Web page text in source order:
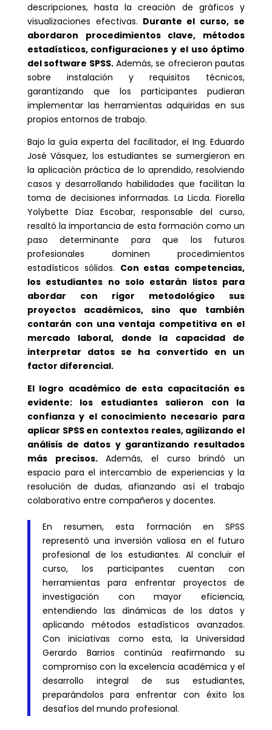
descripciones, hasta la creación de gráficos y
visualizaciones efectivas. Durante el curso, se
abordaron procedimientos clave, métodos
estadísticos, configuraciones y el uso óptimo
del software SPSS.Además, se ofrecieron pautas
sobre instalación y requisitos técnicos,
garantizando que los participantes pudieran
implementar las herramientas adquiridas en sus
propios entornos de trabajo.
Bajo la guía experta del facilitador, el Ing. Eduardo
José Vásquez, los estudiantes se sumergieron en
la aplicación práctica de lo aprendido, resolviendo
casos y desarrollando habilidades que facilitan la
toma de decisiones informadas. La Licda. Fiorella
Yolybette Díaz Escobar, responsable del curso,
resaltó la importancia de esta formación como un
paso determinante para que los futuros
profesionales dominen procedimientos
estadísticos sólidos. Con estas competencias,
los estudiantes no solo estarán listos para
abordar con rigor metodológico sus
proyectos académicos, sino que también
contarán con una ventaja competitiva en el
mercado laboral, donde la capacidad de
interpretar datos se ha convertido en un
factor diferencial.
El logro académico de esta capacitación es
evidente: los estudiantes salieron con la
confianza y el conocimiento necesario para
aplicar SPSS en contextos reales, agilizando el
análisis de datos y garantizando resultados
más precisos.Además, el curso brindó un
espacio para el intercambio de experiencias y la
resolución de dudas, afianzando así el trabajo
colaborativo entre compañeros y docentes.
En resumen, esta formación en SPSS
representó una inversión valiosa en el futuro
profesional de los estudiantes. Al concluir el
curso, los participantes cuentan con
herramientas para enfrentar proyectos de
investigación con mayor eficiencia,
entendiendo las dinámicas de los datos y
aplicando métodos estadísticos avanzados.
Con iniciativas como esta, la Universidad
Gerardo Barrios continúa reafirmando su
compromiso con la excelencia académica y el
desarrollo integral de sus estudiantes,
preparándolos para enfrentar con éxito los
desafíos del mundo profesional.